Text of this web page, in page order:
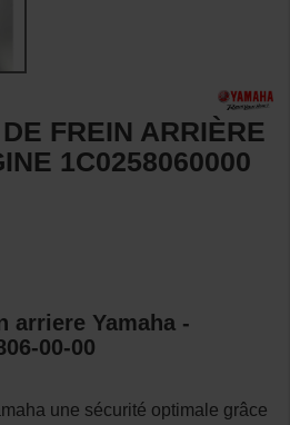
FREIN ARRIÈRE
1C0258060000
arriere Yamaha -
00-00
une sécurité optimale grâce